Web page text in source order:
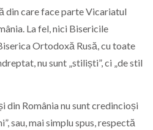
din care face parte Vicariatul
La fel, nici Bisericile
Ortodoxă Rusă, cu toate
nu sunt „stiliști”, ci „de stil
din România nu sunt credincioși
sau, mai simplu spus, respectă